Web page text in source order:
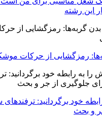
این رشته
رمزگشایی از حرکات
خود برگردانید: ترفندهای
و بحث